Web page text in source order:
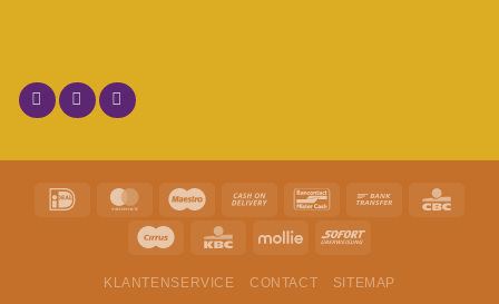
KLANTENSERVICE CONTACT SITEMAP